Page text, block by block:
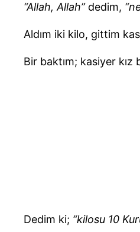
“Allah, Allah”dedim,
Aldım iki kilo, gittim
Bir baktım; kasiyer
Dedim ki; “kilosu 10